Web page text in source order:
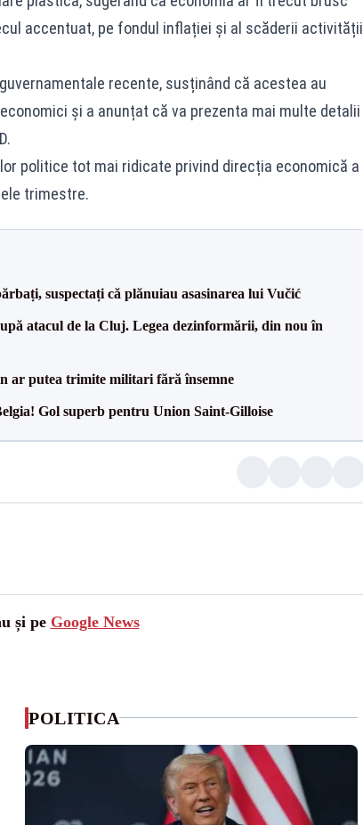
accentuat, pe fondul inflației și al scăderii activității
recente, susținând că acestea au
și a anunțat că va prezenta mai multe detalii
politice tot mai ridicate privind direcția economică a
trimestre.
suspectați că plănuiau asasinarea lui Vučić
atacul de la Cluj. Legea dezinformării, din nou în
ar putea trimite militari fără însemne
Gol superb pentru Union Saint-Gilloise
și pe Google News
POLITICA